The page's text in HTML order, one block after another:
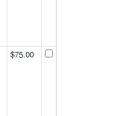
$75.00